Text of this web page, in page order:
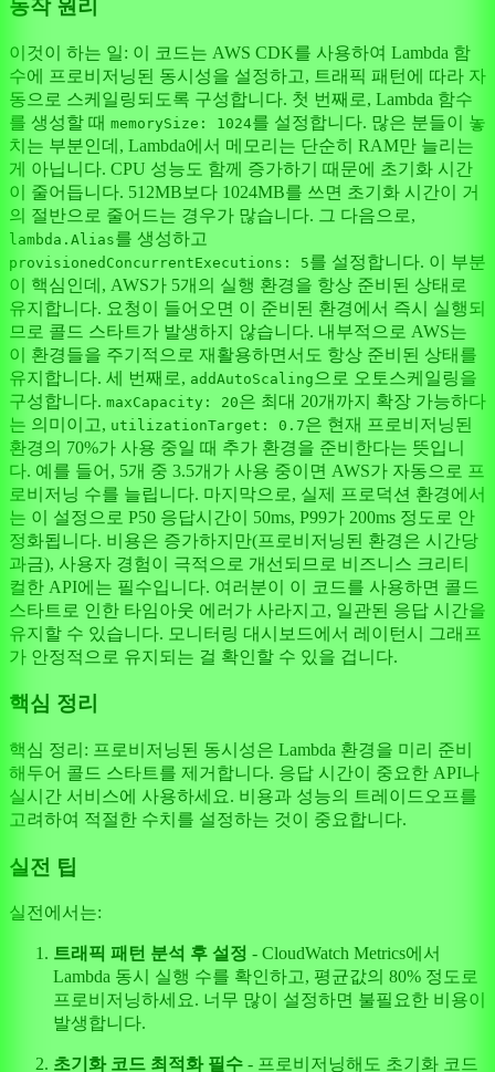
동작 원리
이것이 하는 일: 이 코드는 AWS CDK를 사용하여 Lambda 함
수에 프로비저닝된 동시성을 설정하고, 트래픽 패턴에 따라 자
동으로 스케일링되도록 구성합니다. 첫 번째로, Lambda 함수
를 생성할 때 memorySize: 1024를 설정합니다. 많은 분들이 놓
치는 부분인데, Lambda에서 메모리는 단순히 RAM만 늘리는
게 아닙니다. CPU 성능도 함께 증가하기 때문에 초기화 시간
이 줄어듭니다. 512MB보다 1024MB를 쓰면 초기화 시간이 거
의 절반으로 줄어드는 경우가 많습니다. 그 다음으로,
lambda.Alias를 생성하고
provisionedConcurrentExecutions: 5를 설정합니다. 이 부분
이 핵심인데, AWS가 5개의 실행 환경을 항상 준비된 상태로
유지합니다. 요청이 들어오면 이 준비된 환경에서 즉시 실행되
므로 콜드 스타트가 발생하지 않습니다. 내부적으로 AWS는
이 환경들을 주기적으로 재활용하면서도 항상 준비된 상태를
유지합니다. 세 번째로, addAutoScaling 으로 오토스케일링을
구성합니다. maxCapacity: 20은 최대 20개까지 확장 가능하다
는 의미이고, utilizationTarget: 0.7은 현재 프로비저닝된
환경의 70%가 사용 중일 때 추가 환경을 준비한다는 뜻입니
다. 예를 들어, 5개 중 3.5개가 사용 중이면 AWS가 자동으로 프
로비저닝 수를 늘립니다. 마지막으로, 실제 프로덕션 환경에서
는 이 설정으로 P50 응답시간이 50ms, P99가 200ms 정도로 안
정화됩니다. 비용은 증가하지만(프로비저닝된 환경은 시간당
과금), 사용자 경험이 극적으로 개선되므로 비즈니스 크리티
컬한 API에는 필수입니다. 여러분이 이 코드를 사용하면 콜드
스타트로 인한 타임아웃 에러가 사라지고, 일관된 응답 시간을
유지할 수 있습니다. 모니터링 대시보드에서 레이턴시 그래프
가 안정적으로 유지되는 걸 확인할 수 있을 겁니다.
핵심 정리
핵심 정리: 프로비저닝된 동시성은 Lambda 환경을 미리 준비
해두어 콜드 스타트를 제거합니다. 응답 시간이 중요한 API나
실시간 서비스에 사용하세요. 비용과 성능의 트레이드오프를
고려하여 적절한 수치를 설정하는 것이 중요합니다.
실전 팁
실전에서는:
트래픽 패턴 분석 후 설정 - CloudWatch Metrics에서
Lambda 동시 실행 수를 확인하고, 평균값의 80% 정도로
프로비저닝하세요. 너무 많이 설정하면 불필요한 비용이
발생합니다.
초기화 코드 최적화 필수 - 프로비저닝해도 초기화 코드